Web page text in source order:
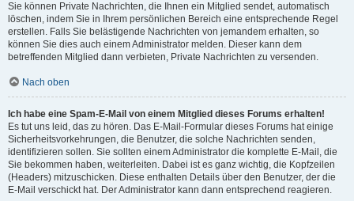
Sie können Private Nachrichten, die Ihnen ein Mitglied sendet, automatisch
löschen, indem Sie in Ihrem persönlichen Bereich eine entsprechende Regel
erstellen. Falls Sie belästigende Nachrichten von jemandem erhalten, so
können Sie dies auch einem Administrator melden. Dieser kann dem
betreffenden Mitglied dann verbieten, Private Nachrichten zu versenden.
Nach oben
Ich habe eine Spam-E-Mail von einem Mitglied dieses Forums erhalten!
Es tut uns leid, das zu hören. Das E-Mail-Formular dieses Forums hat einige
Sicherheitsvorkehrungen, die Benutzer, die solche Nachrichten senden,
identifizieren sollen. Sie sollten einem Administrator die komplette E-Mail, die
Sie bekommen haben, weiterleiten. Dabei ist es ganz wichtig, die Kopfzeilen
(Headers) mitzuschicken. Diese enthalten Details über den Benutzer, der die
E-Mail verschickt hat. Der Administrator kann dann entsprechend reagieren.